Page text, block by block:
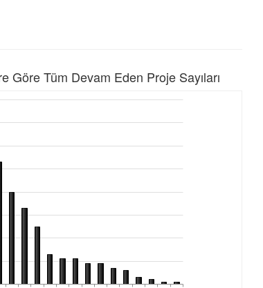
Göre Tüm Devam Eden Proje Sayıları